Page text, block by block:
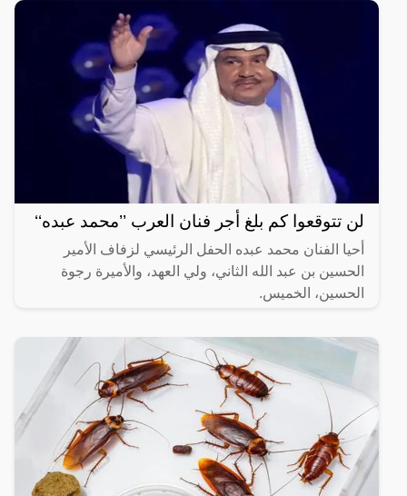
لن تتوقعوا كم بلغ أجر فنان العرب ’’محمد عبده‘‘
أحيا الفنان محمد عبده الحفل الرئيسي لزفاف الأمير
الحسين بن عبد الله الثاني، ولي العهد، والأميرة رجوة
الحسين، الخميس.